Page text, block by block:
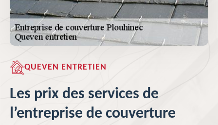
QUEVEN ENTRETIEN
Les prix des services de
l’entreprise de couverture